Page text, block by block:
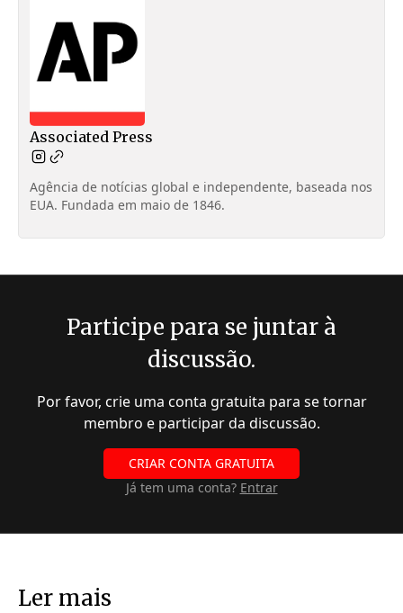
Associated Press
Agência de notícias global e independente, baseada nos
EUA. Fundada em maio de 1846.
Participe para se juntar à
discussão.
Por favor, crie uma conta gratuita para se tornar
membro e participar da discussão.
CRIAR CONTA GRATUITA
Já tem uma conta? Entrar
Ler mais